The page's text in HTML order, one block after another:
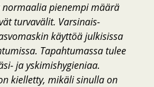
normaalia pienempi määrä
turvavälit. Varsinais-
käyttöä julkisissa
Tapahtumassa tulee
ja yskimishygieniaa.
kielletty, mikäli sinulla on